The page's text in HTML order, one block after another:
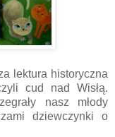
lektura historyczna
cud nad Wisłą.
nasz młody
dziewczynki o